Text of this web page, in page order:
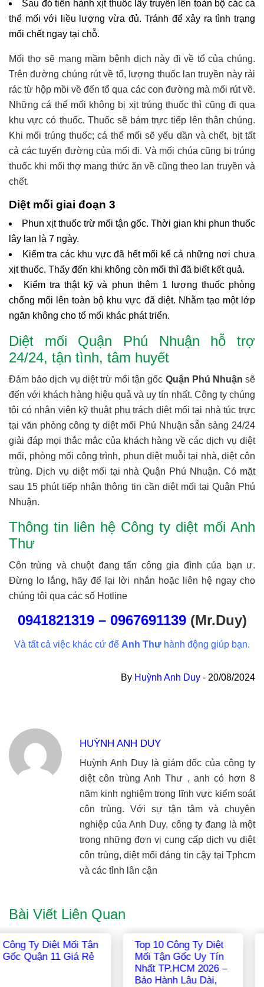
Sau đó tiến hành xịt thuốc lây truyền lên toàn bộ các cá
thể mối với liều lượng vừa đủ. Tránh để xảy ra tình trạng
mối chết ngay tại chỗ.
Mối thợ sẽ mang mầm bệnh dịch này đi về tổ của chúng.
Trên đường chúng rút về tổ, lượng thuốc lan truyền này rải
rác từ hộp mồi về đến tổ qua các con đường mà mối rút về.
Những cá thể mối không bị xịt trúng thuốc thì cũng đi qua
khu vực có thuốc. Thuốc sẽ bám trực tiếp lên thân chúng.
Khi mối trúng thuốc; cá thể mối sẽ yếu dần và chết, bịt tất
cả các tuyến đường của mối đi. Và mối chúa cũng bị trúng
thuốc khi mối thợ mang thức ăn về cũng theo lan truyền và
chết.
Diệt mối giai đoạn 3
Phun xịt thuốc trừ mối tận gốc. Thời gian khi phun thuốc
lây lan là 7 ngày.
Kiểm tra các khu vực đã hết mối kể cả những nơi chưa
xịt thuốc. Thấy đến khi không còn mối thì đã biết kết quả.
Kiểm tra thật kỹ và phun thêm 1 lượng thuốc phòng
chống mối lên toàn bộ khu vực đã diệt. Nhằm tạo một lớp
ngăn không cho tổ mối khác phát triển.
Diệt mối Quận Phú Nhuận hỗ trợ
24/24, tận tình, tâm huyết
Đảm bảo dịch vụ diệt trừ mối tận gốc Quận Phú Nhuận sẽ
đến với khách hàng hiệu quả và uy tín nhất. Công ty chúng
tôi có nhân viên kỹ thuật phụ trách diệt mối tại nhà túc trực
tại văn phòng công ty diệt mối Phú Nhuận sẵn sàng 24/24
giải đáp mọi thắc mắc của khách hàng về các dịch vụ diệt
mối, phòng mối công trình, phun diệt muỗi tại nhà, diệt côn
trùng. Dịch vụ diệt mối tại nhà Quận Phú Nhuận. Có mặt
sau 15 phút tiếp nhận thông tin cần diệt mối tại Quận Phú
Nhuận.
Thông tin liên hệ Công ty diệt mối Anh
Thư
Côn trùng và chuột đang tấn công gia đình của bạn ư.
Đừng lo lắng, hãy để lại lời nhắn hoặc liên hệ ngay cho
chúng tôi qua các số Hotline
0941821319 – 0967691139(Mr.Duy)
Và tất cả việc khác cứ để Anh Thư hành động giúp bạn.
By Huỳnh Anh Duy - 20/08/2024
HUỲNH ANH DUY
Huỳnh Anh Duy là giám đốc của công ty
diệt côn trùng Anh Thư , anh có hơn 8
năm kinh nghiệm trong lĩnh vực kiểm soát
côn trùng. Với sự tận tâm và chuyên
nghiệp của Anh Duy, công ty đang là một
trong những đơn vị cung cấp dịch vụ diệt
côn trùng, diệt mối đáng tin cậy tại Tphcm
và các tỉnh lân cận
Bài Viết Liên Quan
Diệt Mối Tại Nhà:
Hướng Dẫn Toàn
Công Ty Diệt Mối Tận
Gốc Tại Huyện Củ
Chi Uy Tín Chuyên
Nghiệp Giá Rẻ